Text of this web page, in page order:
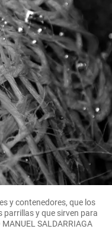
y contenedores, que los
parrillas y que sirven para
SALDARRIAGA